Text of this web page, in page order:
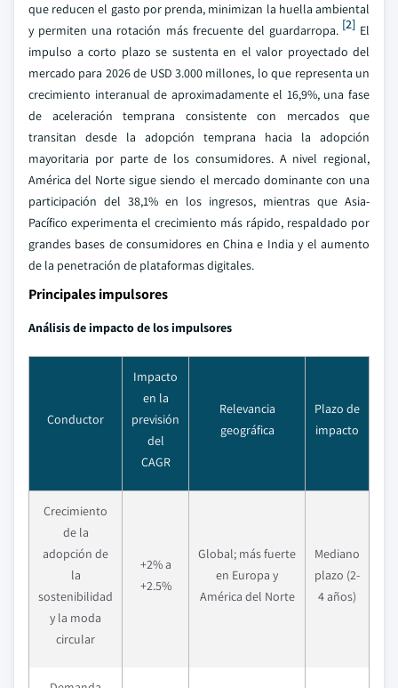
que reducen el gasto por prenda, minimizan la huella ambiental
y permiten una rotación más frecuente del guardarropa. [2]El
impulso a corto plazo se sustenta en el valor proyectado del
mercado para 2026 de USD 3.000 millones, lo que representa un
crecimiento interanual de aproximadamente el 16,9%, una fase
de aceleración temprana consistente con mercados que
transitan desde la adopción temprana hacia la adopción
mayoritaria por parte de los consumidores. A nivel regional,
América del Norte sigue siendo el mercado dominante con una
participación del 38,1% en los ingresos, mientras que Asia-
Pacífico experimenta el crecimiento más rápido, respaldado por
grandes bases de consumidores en China e India y el aumento
de la penetración de plataformas digitales.
Principales impulsores
Análisis de impacto de los impulsores
Conductor
Impacto
en la
previsión
del
CAGR
Relevancia
geográfica
Plazo de
impacto
Crecimiento
de la
adopción de
la
sostenibilidad
y la moda
circular
+2% a
+2.5%
Global; más fuerte
en Europa y
América del Norte
Mediano
plazo (2-
4 años)